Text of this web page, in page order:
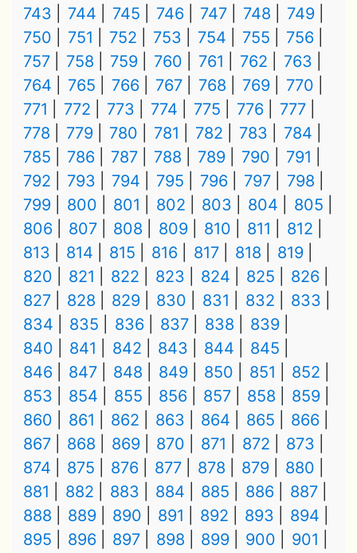
743
744 745 746 747 748
749
750
751 752 753 754 755
756
757
758 759 760 761 762
763
764
765 766 767 768 769
770
771
772 773 774 775 776
777
778
779 780 781 782 783
784
785
786 787 788 789 790
791
792
793 794 795 796 797
798
799
800 801 802 803 804
805
806
807 808 809 810 811
812
813
814 815 816 817 818
819
820
821 822 823 824 825
826
827
828 829 830 831 832
833
834
835 836 837 838
839
840
841 842 843 844
845
846
847 848 849 850 851
852
853
854 855 856 857 858
859
860
861 862 863 864 865
866
867
868 869 870 871 872
873
874
875 876 877 878 879
880
881
882 883 884 885 886
887
888
889 890 891 892 893
894
895
896 897 898 899 900
901